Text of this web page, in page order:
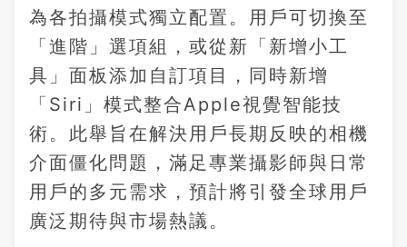
為各拍攝模式獨立配置。用戶可切換至
「進階」選項組，或從新「新增小工
具」面板添加自訂項目，同時新增
「Siri」模式整合Apple視覺智能技
術。此舉旨在解決用戶長期反映的相機
介面僵化問題，滿足專業攝影師與日常
用戶的多元需求，預計將引發全球用戶
廣泛期待與市場熱議。